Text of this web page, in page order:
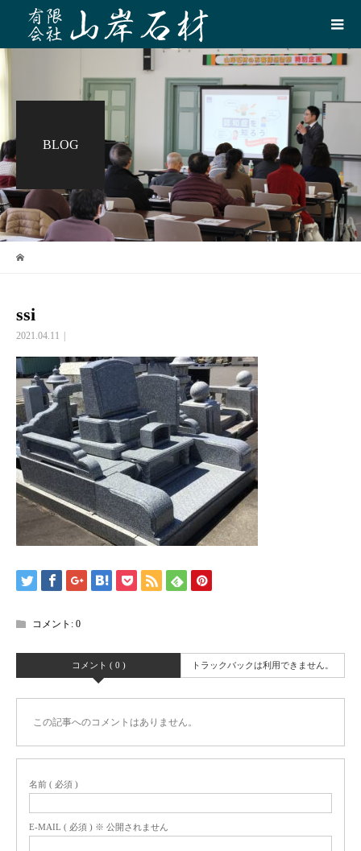
BLOG
ssi
2021.04.11
コメント: 0
コメント ( 0 ) トラックバックは利用できません。
この記事へのコメントはありません。
名前 ( 必須 )
E-MAIL ( 必須 ) ※ 公開されません